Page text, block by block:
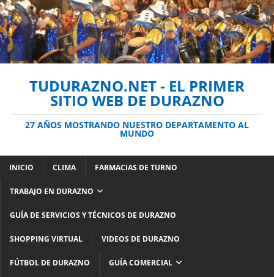
TUDURAZNO.NET - EL PRIMER
SITIO WEB DE DURAZNO
27 AÑOS MOSTRANDO NUESTRO DEPARTAMENTO AL
MUNDO
INICIO CLIMA FARMACIAS DE TURNO
TRABAJO EN DURAZNO
GUÍA DE SERVICIOS Y TÉCNICOS DE DURAZNO
SHOPPING VIRTUAL VIDEOS DE DURAZNO
FÚTBOL DE DURAZNO GUÍA COMERCIAL